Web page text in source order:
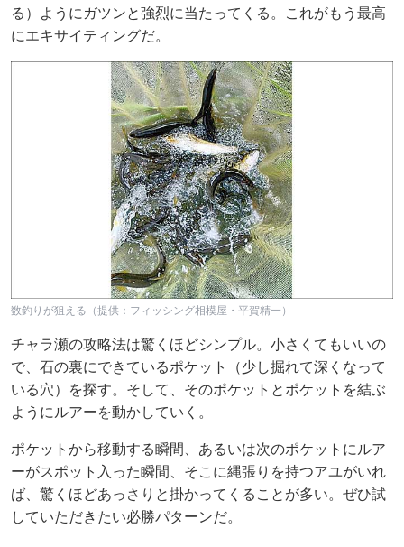
る）ようにガツンと強烈に当たってくる。これがもう最高
にエキサイティングだ。
数釣りが狙える（提供：フィッシング相模屋・平賀精一）
チャラ瀬の攻略法は驚くほどシンプル。小さくてもいいの
で、石の裏にできているポケット（少し掘れて深くなって
いる穴）を探す。そして、そのポケットとポケットを結ぶ
ようにルアーを動かしていく。
ポケットから移動する瞬間、あるいは次のポケットにルア
ーがスポット入った瞬間、そこに縄張りを持つアユがいれ
ば、驚くほどあっさりと掛かってくることが多い。ぜひ試
していただきたい必勝パターンだ。